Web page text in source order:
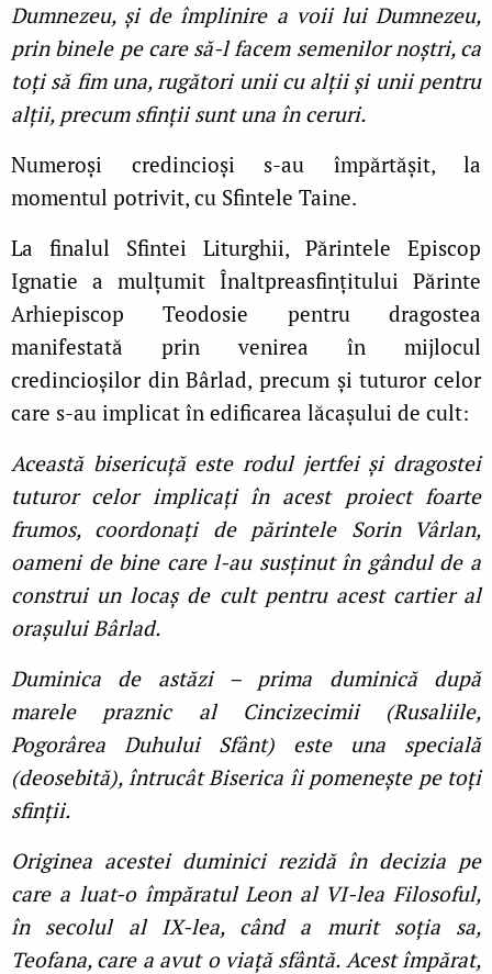
Dumnezeu, și de împlinire a voii lui Dumnezeu,
prin binele pe care să-l facem semenilor noștri, ca
toţi să fim una, rugători unii cu alţii și unii pentru
alţii, precum sfinţii sunt una în ceruri.
Numeroși credincioși s-au împărtășit, la
momentul potrivit, cu Sfintele Taine.
La finalul Sfintei Liturghii, Părintele Episcop
Ignatie a mulțumit Înaltpreasfințitului Părinte
Arhiepiscop Teodosie pentru dragostea
manifestată prin venirea în mijlocul
credincioșilor din Bârlad, precum și tuturor celor
care s-au implicat în edificarea lăcașului de cult:
Această bisericuţă este rodul jertfei și dragostei
tuturor celor implicaţi în acest proiect foarte
frumos, coordonaţi de părintele Sorin Vârlan,
oameni de bine care l-au susţinut în gândul de a
construi un locaș de cult pentru acest cartier al
orașului Bârlad.
Duminica de astăzi – prima duminică după
marele praznic al Cincizecimii (Rusaliile,
Pogorârea Duhului Sfânt) este una specială
(deosebită), întrucât Biserica îi pomenește pe toţi
sfinţii.
Originea acestei duminici rezidă în decizia pe
care a luat-o împăratul Leon al VI-lea Filosoful,
în secolul al IX-lea, când a murit soţia sa,
Teofana, care a avut o viaţă sfântă. Acest împărat,